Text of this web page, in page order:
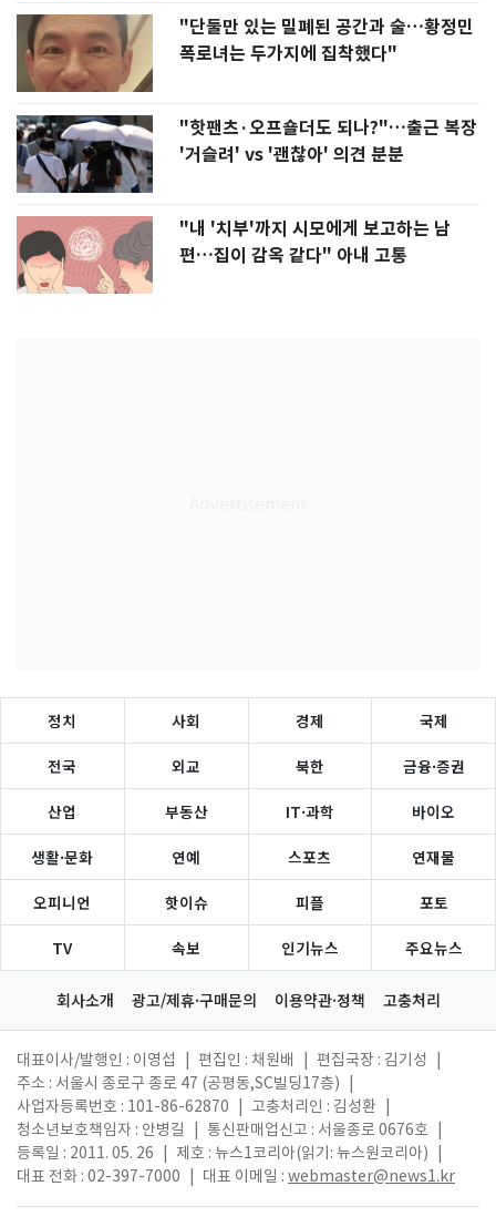
"단둘만 있는 밀폐된 공간과 술…황정민
폭로녀는 두가지에 집착했다"
"핫팬츠·오프숄더도 되나?"…출근 복장
'거슬려' vs '괜찮아' 의견 분분
"내 '치부'까지 시모에게 보고하는 남
편…집이 감옥 같다" 아내 고통
정치 사회 경제 국제
전국 외교 북한 금융·증권
산업 부동산 IT·과학 바이오
생활·문화 연예 스포츠 연재물
오피니언 핫이슈 피플 포토
TV 속보 인기뉴스 주요뉴스
회사소개 광고/제휴·구매문의 이용약관·정책 고충처리
대표이사/발행인 : 이영섭 편집인 : 채원배 편집국장 : 김기성
주소 : 서울시 종로구 종로 47 (공평동,SC빌딩17층)
사업자등록번호 : 101-86-62870
고충처리인 : 김성환
청소년보호책임자 : 안병길
통신판매업신고 : 서울종로 0676호
등록일 : 2011. 05. 26
제호 : 뉴스1코리아(읽기: 뉴스원코리아)
대표 전화 : 02-397-7000
대표 이메일 : webmaster@news1.kr